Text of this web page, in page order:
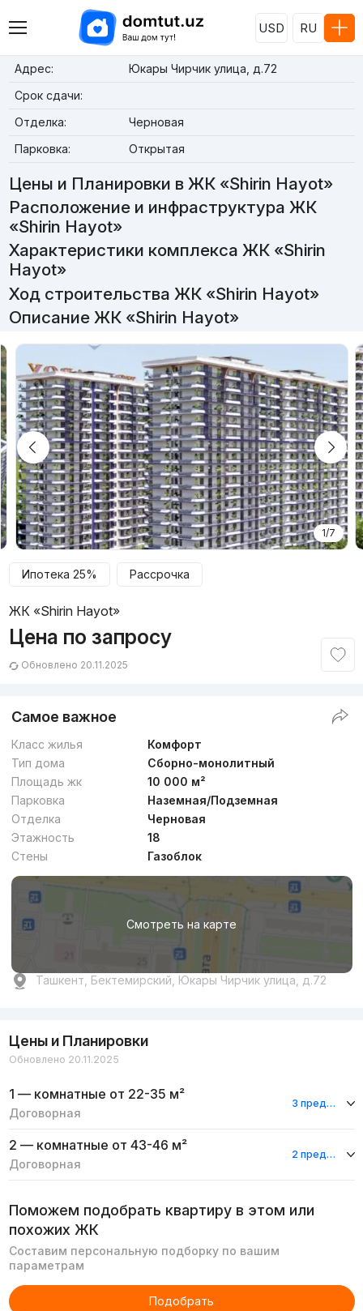
USD RU
Адрес:
Юкары Чирчик улица, д.72
Срок сдачи:
Отделка:
Черновая
Парковка:
Открытая
Цены и Планировки в ЖК «Shirin Hayot»
Расположение и инфраструктура ЖК
«Shirin Hayot»
Характеристики комплекса ЖК «Shirin
Hayot»
Ход строительства ЖК «Shirin Hayot»
Описание ЖК «Shirin Hayot»
1/7
Ипотека 25% Рассрочка
ЖК «Shirin Hayot»
Цена по запросу
Обновлено 20.11.2025
Самое важное
Класс жилья
Комфорт
Тип дома
Сборно-монолитный
Площадь жк
10 000 м²
Парковка
Наземная/Подземная
Отделка
Черновая
Этажность
18
Стены
Газоблок
Смотреть на карте
Ташкент, Бектемирский, Юкары Чирчик улица, д.72
Цены и Планировки
Обновлено 20.11.2025
1 — комнатные от 22-35 м²
Договорная
3 предложения
2 — комнатные от 43-46 м²
Договорная
2 предложения
Поможем подобрать квартиру в этом или
похожих ЖК
Составим персональную подборку по вашим
параметрам
Подобрать